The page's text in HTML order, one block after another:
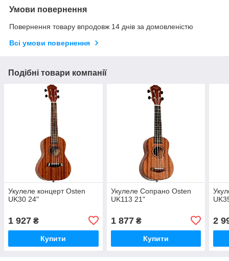
Умови повернення
Повернення товару впродовж 14 днів за домовленістю
Всі умови повернення
Подібні товари компанії
Укулеле концерт Osten
UK30 24"
1 927 ₴
Купити
Укулеле Сопрано Osten
UK113 21"
1 877₴
Купити
2